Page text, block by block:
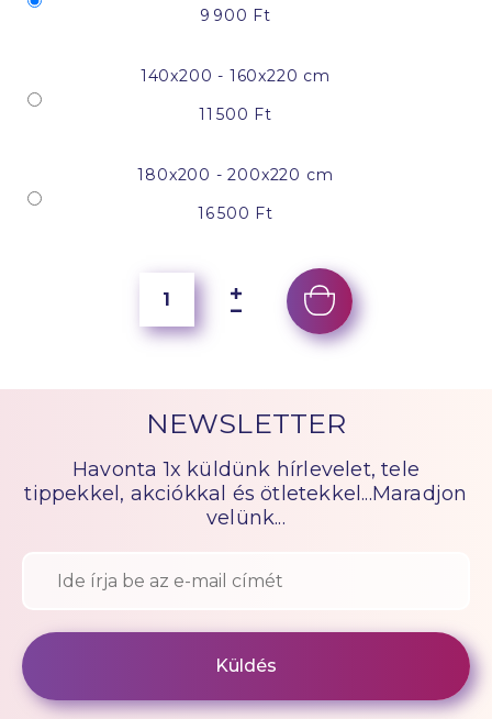
9 900 Ft
140x200 - 160x220 cm
11 500 Ft
180x200 - 200x220 cm
16 500 Ft
NEWSLETTER
Havonta 1x küldünk hírlevelet, tele
tippekkel, akciókkal és ötletekkel...Maradjon
velünk...